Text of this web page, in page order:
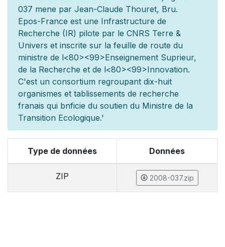
037 mene par Jean-Claude Thouret, Bru.
Epos-France est une Infrastructure de
Recherche (IR) pilote par le CNRS Terre &
Univers et inscrite sur la feuille de route du
ministre de l<80><99>Enseignement Suprieur,
de la Recherche et de l<80><99>Innovation.
C'est un consortium regroupant dix-huit
organismes et tablissements de recherche
franais qui bnficie du soutien du Ministre de la
Transition Ecologique.'
Type de données Données
ZIP 2008-037.zip